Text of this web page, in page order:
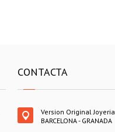
CONTACTA
Version Original Joyeria
BARCELONA - GRANADA